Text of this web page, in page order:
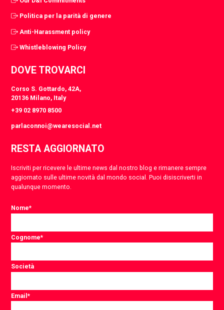
Politica per la parità di genere
Anti-Harassment policy
Whistleblowing Policy
DOVE TROVARCI
Corso S. Gottardo, 42A,
20136 Milano, Italy
+39 02 8970 8500
parlaconnoi@wearesocial.net
RESTA AGGIORNATO
Iscriviti per ricevere le ultime news dal nostro blog e rimanere sempre
aggiornato sulle ultime novità dal mondo social. Puoi disiscriverti in
qualunque momento.
Nome*
Cognome*
Società
Email*